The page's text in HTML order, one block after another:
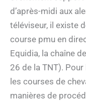
d’après-midi aux
téléviseur, il existe
course pmu en
Equidia, la chaîne
26 de la TNT).
les courses de
manières de